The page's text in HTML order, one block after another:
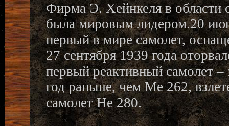
Фирма Э. Хейнкеля в области
была мировым лидером.20
первый в мире самолет,
27 сентября 1939 года
первый реактивный самолет
год раньше, чем Ме 262,
самолет He 280.